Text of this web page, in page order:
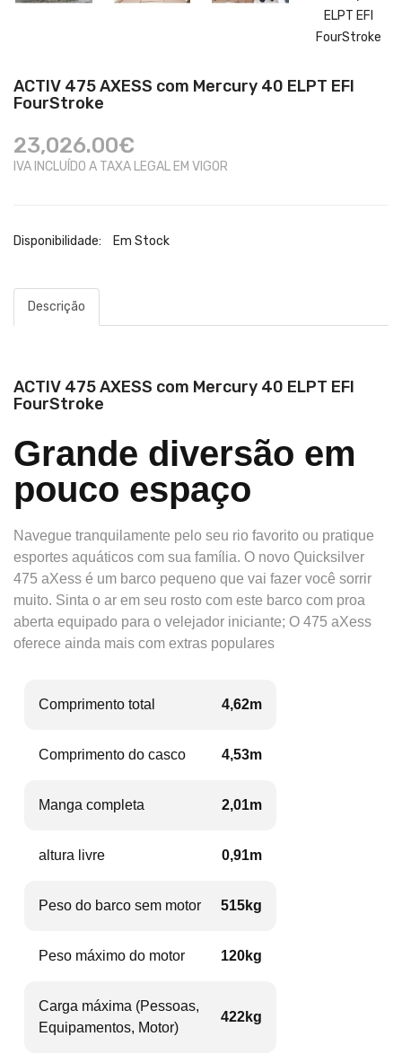
ACTIV 475 AXESS com Mercury 40 ELPT EFI
FourStroke
23,026.00€
IVA INCLUÍDO A TAXA LEGAL EM VIGOR
Disponibilidade: Em Stock
Descrição
ACTIV 475 AXESS com Mercury 40 ELPT EFI
FourStroke
Grande diversão em
pouco espaço
Navegue tranquilamente pelo seu rio favorito ou pratique
esportes aquáticos com sua família. O novo Quicksilver
475 aXess é um barco pequeno que vai fazer você sorrir
muito. Sinta o ar em seu rosto com este barco com proa
aberta equipado para o velejador iniciante; O 475 aXess
oferece ainda mais com extras populares
Comprimento total 4,62m
Comprimento do casco 4,53m
Manga completa 2,01m
altura livre 0,91m
Peso do barco sem motor 515kg
Peso máximo do motor 120kg
Carga máxima (Pessoas,
Equipamentos, Motor)
422kg